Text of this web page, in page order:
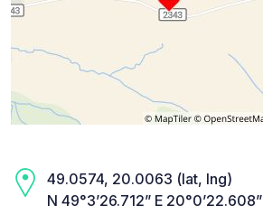
49.0574, 20.0063 (lat, lng)
N 49°3’26.712” E 20°0’22.608”